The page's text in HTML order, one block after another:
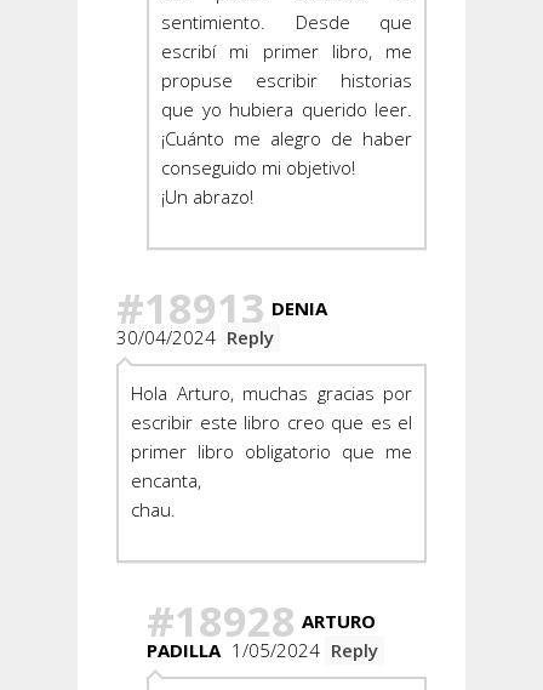
sentimiento. Desde que
escribí mi primer libro, me
propuse escribir historias
que yo hubiera querido leer.
¡Cuánto me alegro de haber
conseguido mi objetivo!
¡Un abrazo!
#18913 DENIA
30/04/2024 Reply
Hola Arturo, muchas gracias por
escribir este libro creo que es el
primer libro obligatorio que me
encanta,
chau.
#18928 ARTURO
PADILLA 1/05/2024 Reply